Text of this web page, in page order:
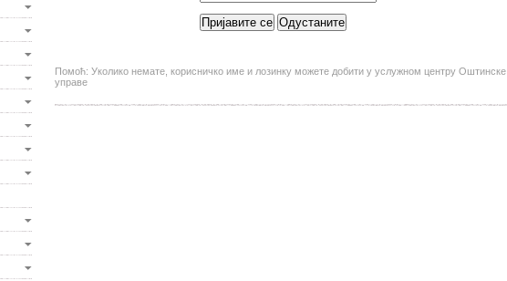
Помоћ: Уколико немате, корисничко име и лозинку можете добити у услужном центру Оштинске
управе